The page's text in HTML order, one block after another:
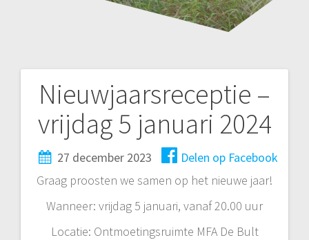
Nieuwjaarsreceptie –
vrijdag 5 januari 2024
27 december 2023
Delen op Facebook
Graag proosten we samen op het nieuwe jaar!
Wanneer: vrijdag 5 januari, vanaf 20.00 uur
Locatie: Ontmoetingsruimte MFA De Bult
Bericht
navigatie